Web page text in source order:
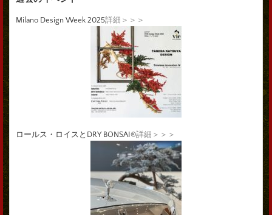
Milano Design Week 2025詳細＞＞＞
ロールス・ロイスとDRY BONSAI®詳細＞＞＞